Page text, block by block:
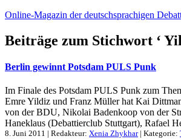
Online-Magazin der deutschsprachigen
Beiträge zum Stichwort ‘
Berlin gewinnt Potsdam PULS Punk
Im Finale des Potsdam PULS Punk zum
Emre Yildiz und Franz Müller hat Kai
von der BDU, Nikolai Badenkoop von der
Haneklaus (Debattierclub Stuttgart), Rafael
8. Juni 2011 | Redakteur: Xenia Zhykhar| Kategorie: